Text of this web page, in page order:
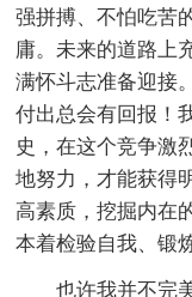
强拼搏、不怕吃苦
庸。未来的道路上
满怀斗志准备迎接
付出总会有回报！
史，在这个竞争激
地努力，才能获得
高素质，挖掘内在
本着检验自我、锻
也许我并不完